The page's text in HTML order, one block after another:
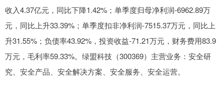
收入4.37亿元，同比下降1.42%；单季度归母净利润-6962.89万
元，同比上升33.39%；单季度扣非净利润-7515.37万元，同比上
升31.55%；负债率43.92%，投资收益-71.21万元，财务费用83.9
万元，毛利率59.33%。绿盟科技（300369）主营业务：安全研
究、安全产品、安全解决方案、安全服务、安全运营。